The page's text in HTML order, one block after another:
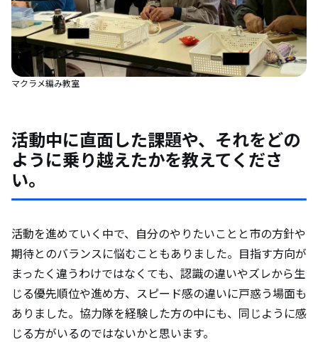
マクラメ編み教室
活動中に直面した課題や、それをどの
ように乗り越えたかを教えてくださ
い。
活動を進めていく中で、自分のやりたいことと市の方針や
期待とのバランスに悩むこともありました。目指す方向が
まったく違うわけではなくても、認識の違いやズレから生
じる優先順位や進め方、スピード感の違いに戸惑う場面も
ありました。協力隊を経験した方の中にも、同じように感
じる方がいるのではないかと思います。